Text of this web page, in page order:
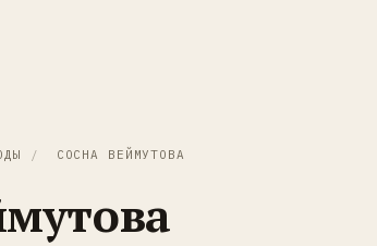
/ СОСНА ВЕЙМУТОВА